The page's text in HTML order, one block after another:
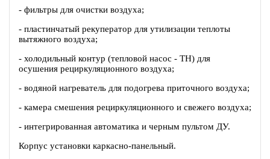
- фильтры для очистки воздуха;
- пластинчатый рекуператор для утилизации теплоты
вытяжного воздуха;
- холодильный контур (тепловой насос - ТН) для
осушения рециркуляционного воздуха;
- водяной нагреватель для подогрева приточного воздуха;
- камера смешения рециркуляционного и свежего воздуха;
- интегрированная автоматика и черным пультом ДУ.
Корпус установки каркасно-панельный.